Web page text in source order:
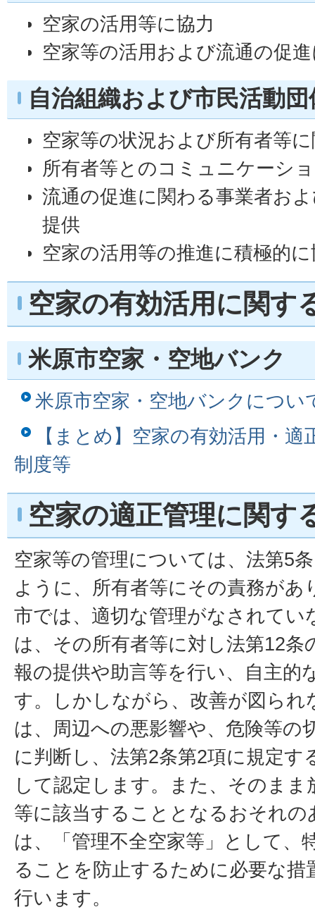
空家の活用等に協力
空家等の活用および流通の促
自治組織および市民活動団
空家等の状況および所有者等
所有者等とのコミュニケーシ
流通の促進に関わる事業者お
提供
空家の活用等の推進に積極的
空家の有効活用に関す
米原市空家・空地バンク
米原市空家・空地バンクについ
【まとめ】空家の有効活用・適
制度等
空家の適正管理に関す
空家等の管理については、法第5
ように、所有者等にその責務があ
市では、適切な管理がなされてい
は、その所有者等に対し法第12条
報の提供や助言等を行い、自主的
す。しかしながら、改善が図られ
は、周辺への悪影響や、危険等の
に判断し、法第2条第2項に規定す
して認定します。また、そのまま
等に該当することとなるおそれ
は、「管理不全空家等」として、
ることを防止するために必要な措
行います。